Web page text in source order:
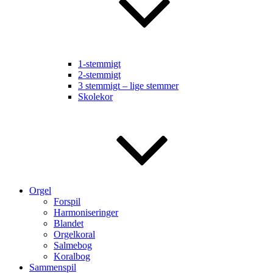
1-stemmigt
2-stemmigt
3 stemmigt – lige stemmer
Skolekor
Orgel
Forspil
Harmoniseringer
Blandet
Orgelkoral
Salmebog
Koralbog
Sammenspil